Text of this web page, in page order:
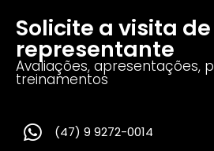
Solicite a visita
representante
Avaliações, apresentações,
treinamentos
(47) 9 9272-0014